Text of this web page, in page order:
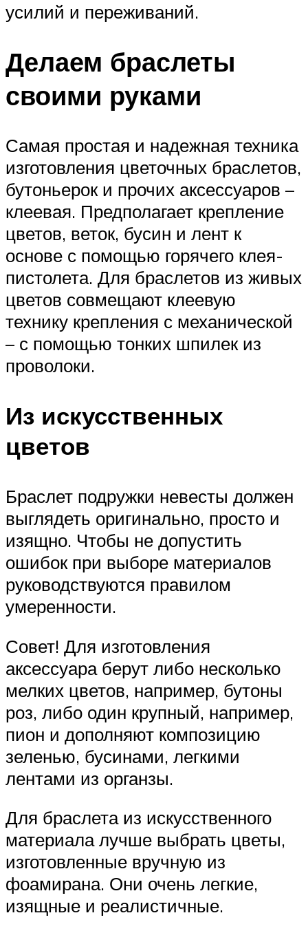
усилий и переживаний.
Делаем браслеты
своими руками
Самая простая и надежная техника
изготовления цветочных браслетов,
бутоньерок и прочих аксессуаров –
клеевая. Предполагает крепление
цветов, веток, бусин и лент к
основе с помощью горячего клея-
пистолета. Для браслетов из живых
цветов совмещают клеевую
технику крепления с механической
– с помощью тонких шпилек из
проволоки.
Из искусственных
цветов
Браслет подружки невесты должен
выглядеть оригинально, просто и
изящно. Чтобы не допустить
ошибок при выборе материалов
руководствуются правилом
умеренности.
Совет! Для изготовления
аксессуара берут либо несколько
мелких цветов, например, бутоны
роз, либо один крупный, например,
пион и дополняют композицию
зеленью, бусинами, легкими
лентами из органзы.
Для браслета из искусственного
материала лучше выбрать цветы,
изготовленные вручную из
фоамирана. Они очень легкие,
изящные и реалистичные.